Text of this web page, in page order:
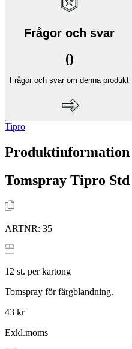
Frågor och svar
()
Frågor och svar om denna produkt
Tipro
Produktinformation
Tomspray Tipro Std
ARTNR: 35
12 st. per kartong
Tomspray för färgblandning.
43 kr
Exkl.moms